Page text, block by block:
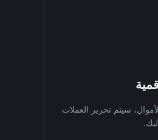
سيتم تحرير العملات